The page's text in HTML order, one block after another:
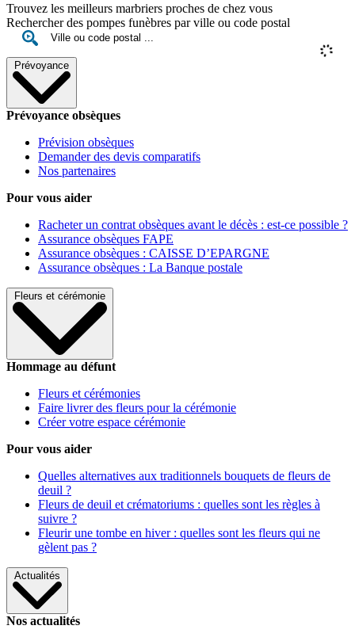
Trouvez les meilleurs marbriers proches de chez vous
Rechercher des pompes funèbres par ville ou code postal
Prévoyance
Prévoyance obsèques
Prévision obsèques
Demander des devis comparatifs
Nos partenaires
Pour vous aider
Racheter un contrat obsèques avant le décès : est-ce possible ?
Assurance obsèques FAPE
Assurance obsèques : CAISSE D’EPARGNE
Assurance obsèques : La Banque postale
Fleurs et cérémonie
Hommage au défunt
Fleurs et cérémonies
Faire livrer des fleurs pour la cérémonie
Créer votre espace cérémonie
Pour vous aider
Quelles alternatives aux traditionnels bouquets de fleurs de
deuil ?
Fleurs de deuil et crématoriums : quelles sont les règles à
suivre ?
Fleurir une tombe en hiver : quelles sont les fleurs qui ne
gèlent pas ?
Actualités
Nos actualités